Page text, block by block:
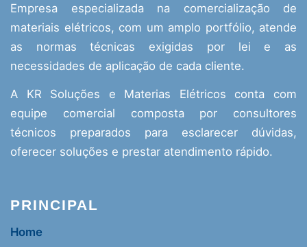
Empresa especializada na comercialização de
materiais elétricos, com um amplo portfólio, atende
as normas técnicas exigidas por lei e as
necessidades de aplicação de cada cliente.
A KR Soluções e Materias Elétricos conta com
equipe comercial composta por consultores
técnicos preparados para esclarecer dúvidas,
oferecer soluções e prestar atendimento rápido.
PRINCIPAL
Home